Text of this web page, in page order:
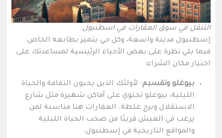
التنقل في سوق العقارات في اسطنبول
إسطنبول مدينة واسعة، وكل حي يتميز بطابعه الخاص.
فيما يلي نظرة على بعض الأحياء الرئيسية لمساعدتك على
اختيار مكان الشراء:
بيوغلو وتقسيم: لأولئك الذين يحبون الثقافة والحياة
الليلية، بيوغلو تحتوي على أماكن شهيرة مثل شارع
الاستقلال وبرج غلطة. العقارات هنا مناسبة لمن
يرغب في العيش قريبًا من صخب الحياة الليلية
والمواقع التاريخية في إسطنبول.